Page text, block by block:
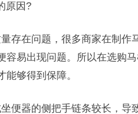
因?
在问题，很多商家在制作
容易出现问题。所以在选购
能够得到保障。
器的侧把手链条较长，导致